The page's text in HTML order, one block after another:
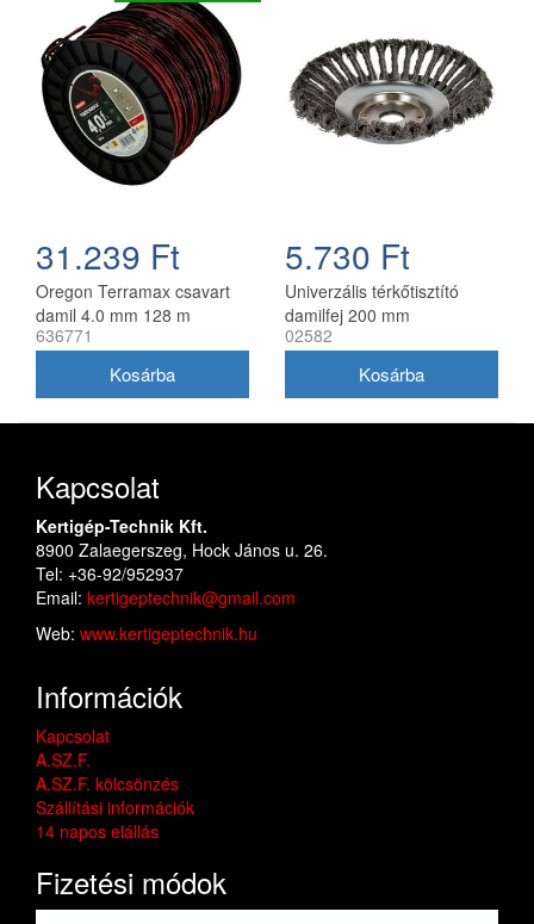
31.239 Ft
Oregon Terramax csavart
damil 4.0 mm 128 m
636771
5.730 Ft
Univerzális térkőtisztító
damilfej 200 mm
utángyártott, 25 mm belső
02582
Kapcsolat
Kertigép-Technik Kft.
8900 Zalaegerszeg, Hock János u. 26.
Tel: +36-92/952937
Email: kertigeptechnik@gmail.com
Web: www.kertigeptechnik.hu
Információk
Kapcsolat
A.SZ.F.
A.SZ.F. kölcsönzés
Szállítási információk
14 napos elállás
Fizetési módok